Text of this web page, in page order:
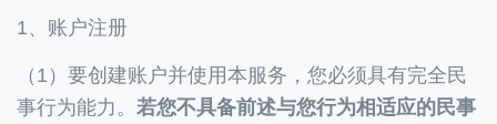
1、账户注册
（1）要创建账户并使用本服务，您必须具有完全民
事行为能力。 若您不具备前述与您行为相适应的民事